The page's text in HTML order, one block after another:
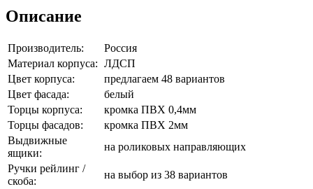
Описание
Производитель:
Россия
Материал корпуса: ЛДСП
Цвет корпуса:
предлагаем 48 вариантов
Цвет фасада:
белый
Торцы корпуса:
кромка ПВХ 0,4мм
Торцы фасадов:
кромка ПВХ 2мм
Выдвижные
ящики:
на роликовых направляющих
Ручки рейлинг /
скоба:
на выбор из 38 вариантов